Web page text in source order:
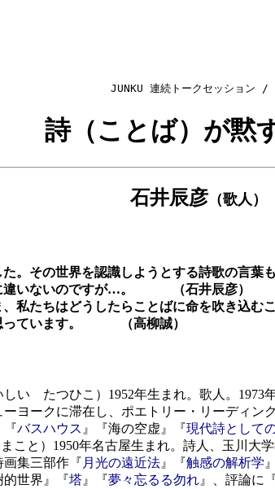
JUNKU 連続トークセッション /
詩（ことば）が黙
石井辰彦 （歌人）
。その世界を認識しようとする詩歌の言
違いないのですが…。 （石井辰彦）
私たちはどうしたらことばに命を吹き込
思っています。 （高柳誠）
たつひこ）1952年生まれ。歌人。1973
ヨークに滞在し、ポエトリー・リーディン
『バスハウス 』『海の空虚』『現代詩として
と）1950年名古屋生まれ。詩人、玉川大
画集三部作『 月光の遠近法 』『触感の解析学
的世界』『塔 』『夢々忘るる勿れ 』、評論に